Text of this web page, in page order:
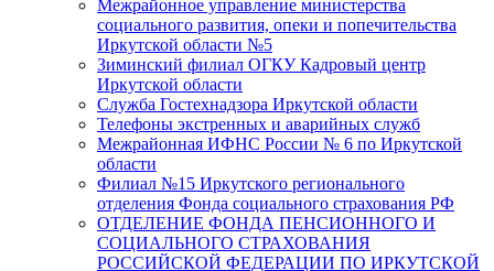
Межрайонное управление министерства
социального развития, опеки и попечительства
Иркутской области №5
Зиминский филиал ОГКУ Кадровый центр
Иркутской области
Служба Гостехнадзора Иркутской области
Телефоны экстренных и аварийных служб
Межрайонная ИФНС России № 6 по Иркутской
области
Филиал №15 Иркутского регионального
отделения Фонда социального страхования РФ
ОТДЕЛЕНИЕ ФОНДА ПЕНСИОННОГО И
СОЦИАЛЬНОГО СТРАХОВАНИЯ
РОССИЙСКОЙ ФЕДЕРАЦИИ ПО ИРКУТСКОЙ